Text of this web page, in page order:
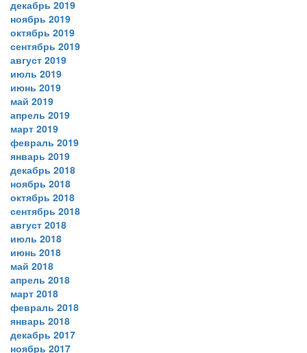
декабрь 2019
ноябрь 2019
октябрь 2019
сентябрь 2019
август 2019
июль 2019
июнь 2019
май 2019
апрель 2019
март 2019
февраль 2019
январь 2019
декабрь 2018
ноябрь 2018
октябрь 2018
сентябрь 2018
август 2018
июль 2018
июнь 2018
май 2018
апрель 2018
март 2018
февраль 2018
январь 2018
декабрь 2017
ноябрь 2017